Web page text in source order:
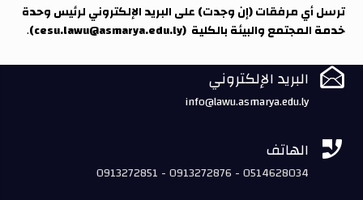
ترسل أي مرفقات (إن وجدت) على البريد الإلكتروني لرئيس وحدة
خدمة المجتمع والبيئة بالكلية (
cesu.lawu@asmarya.edu.ly
)
.
 البريد الإلكتروني
info@lawu.asmarya.edu.ly
 الهاتف
0913272851 - 0913272876 - 0514628034